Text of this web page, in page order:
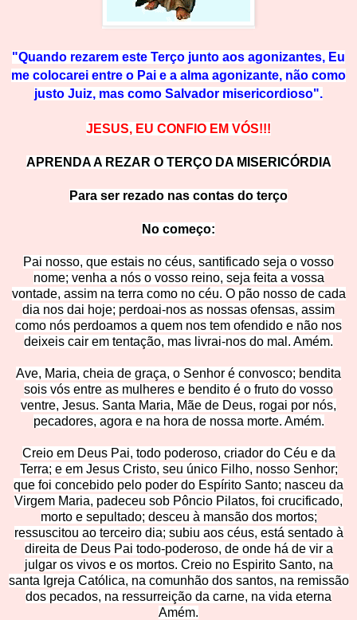
"Quando rezarem este Terço junto aos agonizantes, Eu
me colocarei entre o Pai e a alma agonizante, não como
justo Juiz, mas como Salvador misericordioso".
JESUS, EU CONFIO EM VÓS!!!
APRENDA A REZAR O TERÇO DA MISERICÓRDIA
Para ser rezado nas contas do terço
No começo:
Pai nosso, que estais no céus, santificado seja o vosso
nome; venha a nós o vosso reino, seja feita a vossa
vontade, assim na terra como no céu. O pão nosso de cada
dia nos dai hoje; perdoai-nos as nossas ofensas, assim
como nós perdoamos a quem nos tem ofendido e não nos
deixeis cair em tentação, mas livrai-nos do mal. Amém.
Ave, Maria, cheia de graça, o Senhor é convosco; bendita
sois vós entre as mulheres e bendito é o fruto do vosso
ventre, Jesus. Santa Maria, Mãe de Deus, rogai por nós,
pecadores, agora e na hora de nossa morte. Amém.
Creio em Deus Pai, todo poderoso, criador do Céu e da
Terra; e em Jesus Cristo, seu único Filho, nosso Senhor;
que foi concebido pelo poder do Espírito Santo; nasceu da
Virgem Maria, padeceu sob Pôncio Pilatos, foi crucificado,
morto e sepultado; desceu à mansão dos mortos;
ressuscitou ao terceiro dia; subiu aos céus, está sentado à
direita de Deus Pai todo-poderoso, de onde há de vir a
julgar os vivos e os mortos. Creio no Espirito Santo, na
santa Igreja Católica, na comunhão dos santos, na remissão
dos pecados, na ressurreição da carne, na vida eterna
Amém.